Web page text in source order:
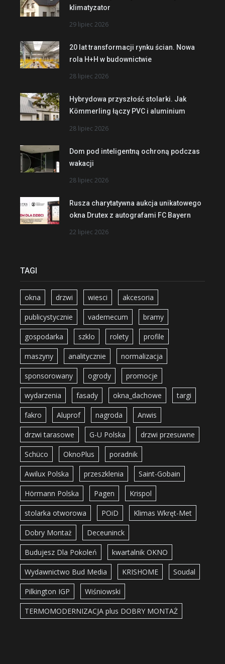
klimatyzator
29 lipiec 2026
20 lat transformacji rynku ścian. Nowa
rola H+H w budownictwie
28 lipiec 2026
Hybrydowa przyszłość stolarki. Jak
Kömmerling łączy PVC i aluminium
28 lipiec 2026
Dom pod inteligentną ochroną podczas
wakacji
28 lipiec 2026
Rusza charytatywna aukcja unikatowego
okna Drutex z autografami FC Bayern
22 lipiec 2026
TAGI
okna drzwi wiesci akcesoria
publicystycznie vademecum bramy
gospodarka szklo rolety profile
maszyny analitycznie normalizacja
sponsorowany ogrody promocje
wydarzenia fasady okna_dachowe targi
fakro Aluprof nagroda Anwis
drzwi tarasowe G-U Polska drzwi przesuwne
Schüco OknoPlus poradnik
Awilux Polska przeszklenia Saint-Gobain
Hörmann Polska Pagen Krispol
stolarka otworowa POiD Klimas Wkręt-Met
Dobry Montaż Deceuninck
Budujesz Dla Pokoleń kwartalnik OKNO
Wydawnictwo Bud Media KRISHOME Soudal
Pilkington IGP Wiśniowski
TERMOMODERNIZACJA plus DOBRY MONTAŻ